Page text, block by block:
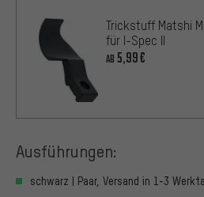
Trickstuff Matshi
für I-Spec II
AB 5,99€
Ausführungen:
schwarz | Paar, Versand in 1-3